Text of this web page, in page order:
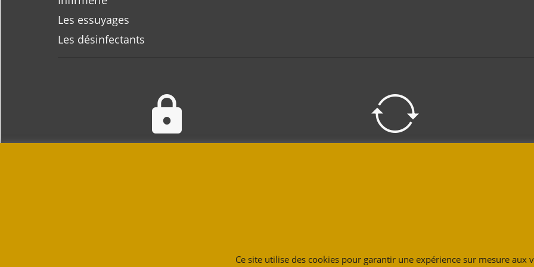
Les essuyages
Les désinfectants
Ce site utilise des cookies pour garantir une expérience sur mesure aux